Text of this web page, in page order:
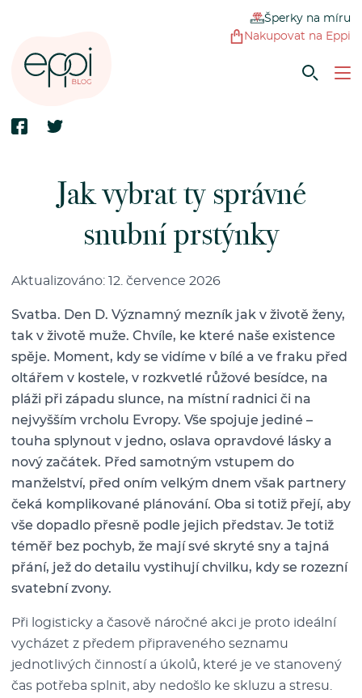
Šperky na míru
Nakupovat na Eppi
Jak vybrat ty správné
snubní prstýnky
Aktualizováno: 12. července 2026
Svatba. Den D. Významný mezník jak v životě ženy,
tak v životě muže. Chvíle, ke které naše existence
spěje. Moment, kdy se vidíme v bílé a ve fraku před
oltářem v kostele, v rozkvetlé růžové besídce, na
pláži při západu slunce, na místní radnici či na
nejvyšším vrcholu Evropy. Vše spojuje jediné –
touha splynout v jedno, oslava opravdové lásky a
nový začátek. Před samotným vstupem do
manželství, před oním velkým dnem však partnery
čeká komplikované plánování. Oba si totiž přejí, aby
vše dopadlo přesně podle jejich představ. Je totiž
téměř bez pochyb, že mají své skryté sny a tajná
přání, jež do detailu vystihují chvilku, kdy se rozezní
svatební zvony.
Při logisticky a časově náročné akci je proto ideální
vycházet z předem připraveného seznamu
jednotlivých činností a úkolů, které je ve stanovený
čas potřeba splnit, aby nedošlo ke skluzu a stresu.